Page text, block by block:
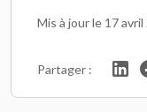
Mis à jour le 17 avril
Partager :